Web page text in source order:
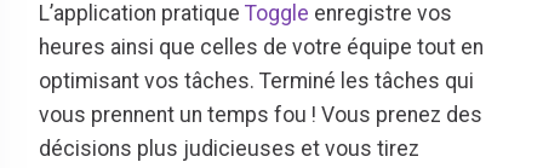
L’application pratique Toggle enregistre vos
heures ainsi que celles de votre équipe tout en
optimisant vos tâches. Terminé les tâches qui
vous prennent un temps fou ! Vous prenez des
décisions plus judicieuses et vous tirez